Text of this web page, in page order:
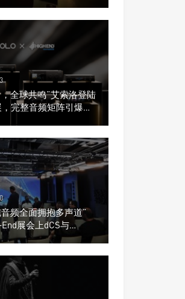
全球共鸣”艾索洛登陆
完整音频矩阵引爆关
频全面拥抱多声道”
展会上dCS与
多声道演示系统